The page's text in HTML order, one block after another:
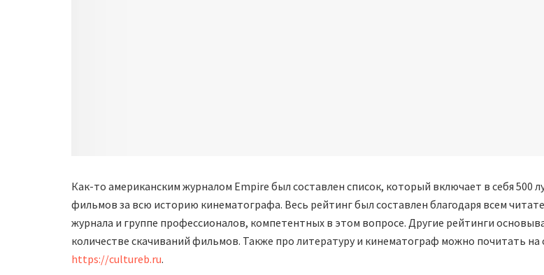
Как-то американским журналом Empire был составлен список, который включает в себя 500
фильмов за всю историю кинематографа. Весь рейтинг был составлен благодаря всем
журнала и группе профессионалов, компетентных в этом вопросе. Другие рейтинги
количестве скачиваний фильмов. Также про литературу и кинематограф можно почитать на
https://cultureb.ru.